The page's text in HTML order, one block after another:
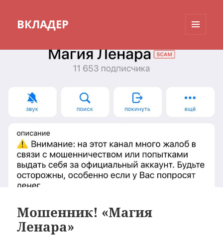
ВКЛАДЕР
Мошенник! «Магия
Ленара»